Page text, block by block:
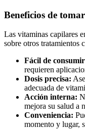
Beneficios de
Las vitaminas capilares
sobre otros tratamientos
Fácil de
requieren
Dosis precisa:
adecuada de
Acción interna:
mejora su salud a
Conveniencia:
momento y lugar,